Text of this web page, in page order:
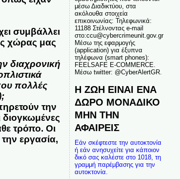
συμβάλλει
χώρας μας
διαχρονική
πολλές
την
τρόπο. Οι
εργασία,
μέσω Διαδικτύου, στα
ακόλουθα στοιχεία
επικοινωνίας: Τηλεφωνικά:
11188 Στέλνοντας e-mail
στο:ccu@cybercrimeunit.gov.gr
Μέσω της εφαρμογής
(application) για έξυπνα
τηλέφωνα (smart phones):
FEELSAFE E-COMMERCE.
Μέσω twitter: @CyberAlertGR.
Η ΖΩΗ ΕΙΝΑΙ ΕΝΑ
ΔΩΡΟ ΜΟΝΑΔΙΚΟ
ΜΗΝ ΤΗΝ
ΑΦΑΙΡΕΙΣ
Εάν σκέφτεστε την αυτοκτονία
ή εάν ανησυχείτε για κάποιον
δικό σας καλέστε στο 1018, τη
γραμμή παρέμβασης για την
αυτοκτονία.